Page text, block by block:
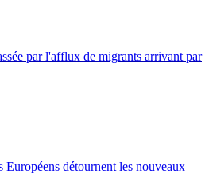
par l'afflux de migrants arrivant par
Européens détournent les nouveaux